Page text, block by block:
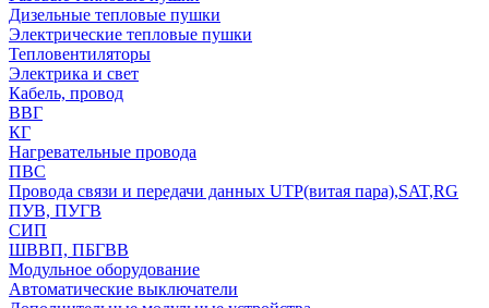
Дизельные тепловые пушки
Электрические тепловые пушки
Тепловентиляторы
Электрика и свет
Кабель, провод
ВВГ
КГ
Нагревательные провода
ПВС
Провода связи и передачи данных UTP(витая пара),SAT,RG
ПУВ, ПУГВ
СИП
ШВВП, ПБГВВ
Модульное оборудование
Автоматические выключатели